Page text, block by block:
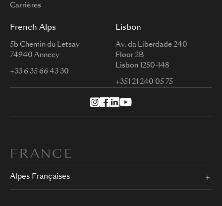
Carrières
French Alps
5b Chemin du Letsay
74940 Annecy
+33 6 35 66 43 30
Lisbon
Av. da Liberdade 240
Floor 2B
Lisbon 1250-148
+351 21 240 05 75
FRANCE
Alpes Françaises